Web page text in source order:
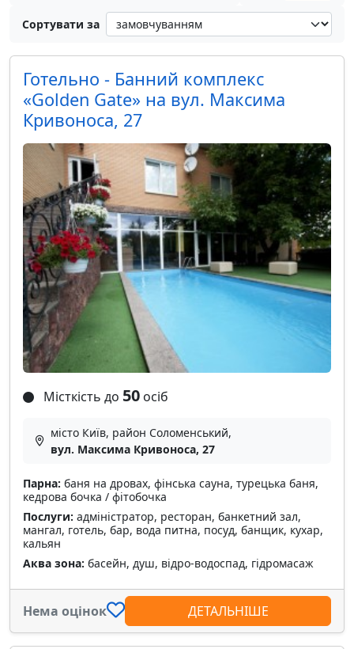
Сортувати за
Готельно - Банний комплекс
«Golden Gate» на вул. Максима
Кривоноса, 27
Місткість до 50 осіб
місто Київ, район Соломенський,
вул. Максима Кривоноса, 27
Парна: баня на дровах, фінська сауна, турецька баня,
кедрова бочка / фітобочка
Послуги: адміністратор, ресторан, банкетний зал,
мангал, готель, бар, вода питна, посуд, банщик, кухар,
кальян
Аква зона: басейн, душ, відро-водоспад, гідромасаж
Нема оцінок ДЕТАЛЬНІШЕ